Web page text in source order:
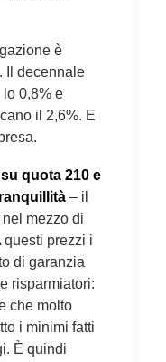
è
Il decennale
lo 0,8% e
il 2,6%. E
quota 210 e
– il
mezzo di
questi prezzi i
di garanzia
risparmiatori:
che molto
i minimi fatti
È quindi